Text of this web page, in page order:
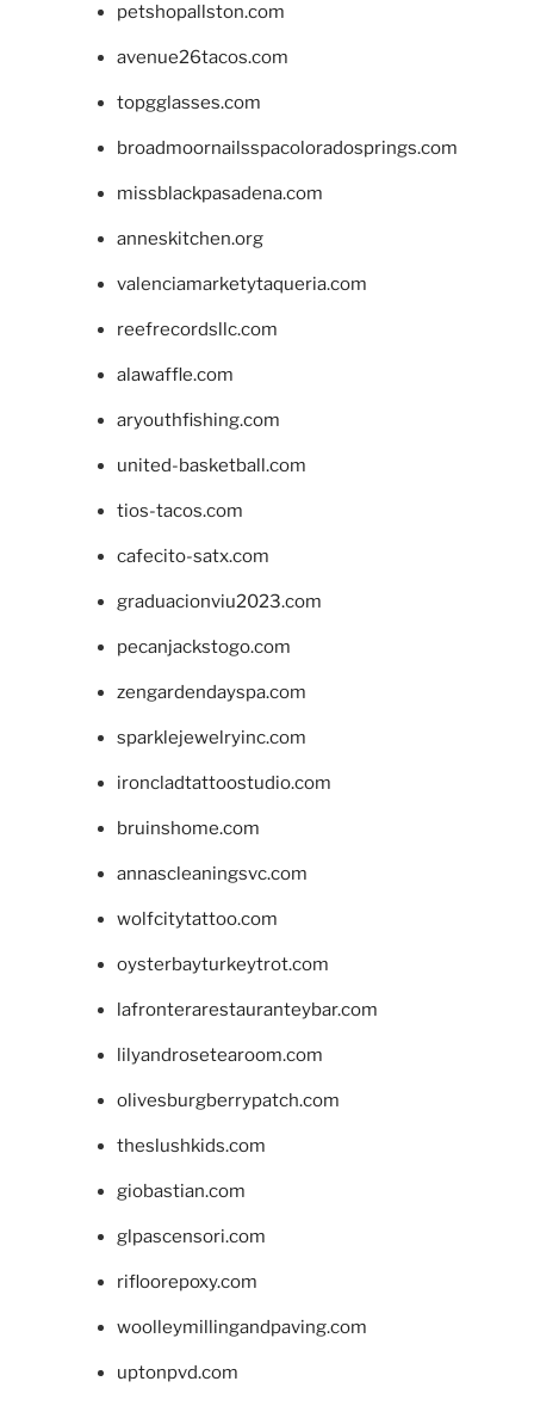
petshopallston.com
avenue26tacos.com
topgglasses.com
broadmoornailsspacoloradosprings.com
missblackpasadena.com
anneskitchen.org
valenciamarketytaqueria.com
reefrecordsllc.com
alawaffle.com
aryouthfishing.com
united-basketball.com
tios-tacos.com
cafecito-satx.com
graduacionviu2023.com
pecanjackstogo.com
zengardendayspa.com
sparklejewelryinc.com
ironcladtattoostudio.com
bruinshome.com
annascleaningsvc.com
wolfcitytattoo.com
oysterbayturkeytrot.com
lafronterarestauranteybar.com
lilyandrosetearoom.com
olivesburgberrypatch.com
theslushkids.com
giobastian.com
glpascensori.com
rifloorepoxy.com
woolleymillingandpaving.com
uptonpvd.com